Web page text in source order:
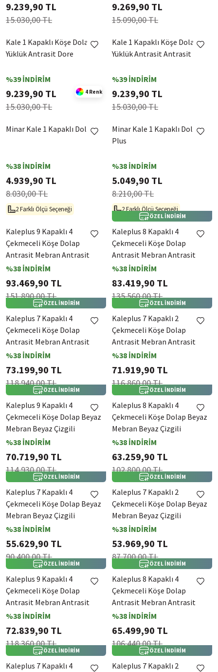
9.239,90 TL
15.030,00 TL
9.269,90 TL
15.090,00 TL
Kale 1 Kapaklı Köşe Dolap +
Yüklük Antrasit Dore
%39 İNDİRİM
9.239,90 TL
15.030,00 TL
Kale 1 Kapaklı Köşe Dolap +
Yüklük Antrasit Antrasit
%39 İNDİRİM
9.239,90 TL
15.030,00 TL
4 Renk
Minar Kale 1 Kapaklı Dolap
%38 İNDİRİM
4.939,90 TL
8.030,00 TL
2 Farklı Ölçü Seçeneği
Minar Kale 1 Kapaklı Dolap
Plus
%38 İNDİRİM
5.049,90 TL
8.210,00 TL
2 Farklı Ölçü Seçeneği
Kaleplus 9 Kapaklı 4
Çekmeceli Köşe Dolap
Antrasit Mebran Antrasit
Çizgili
%38 İNDİRİM
93.469,90 TL
151.890,00 TL
ÖZEL İNDİRİM
Kaleplus 8 Kapaklı 4
Çekmeceli Köşe Dolap
Antrasit Mebran Antrasit
Çizgili
%38 İNDİRİM
83.419,90 TL
135.560,00 TL
ÖZEL İNDİRİM
Kaleplus 7 Kapaklı 4
Çekmeceli Köşe Dolap
Antrasit Mebran Antrasit
Çizgili
%38 İNDİRİM
73.199,90 TL
118.940,00 TL
ÖZEL İNDİRİM
Kaleplus 7 Kapaklı 2
Çekmeceli Köşe Dolap
Antrasit Mebran Antrasit
Çizgili
%38 İNDİRİM
71.919,90 TL
116.860,00 TL
ÖZEL İNDİRİM
Kaleplus 9 Kapaklı 4
Çekmeceli Köşe Dolap Beyaz
Mebran Beyaz Çizgili
%38 İNDİRİM
70.719,90 TL
114.930,00 TL
ÖZEL İNDİRİM
Kaleplus 8 Kapaklı 4
Çekmeceli Köşe Dolap Beyaz
Mebran Beyaz Çizgili
%38 İNDİRİM
63.259,90 TL
102.800,00 TL
ÖZEL İNDİRİM
Kaleplus 7 Kapaklı 4
Çekmeceli Köşe Dolap Beyaz
Mebran Beyaz Çizgili
%38 İNDİRİM
55.629,90 TL
90.400,00 TL
ÖZEL İNDİRİM
Kaleplus 7 Kapaklı 2
Çekmeceli Köşe Dolap Beyaz
Mebran Beyaz Çizgili
%38 İNDİRİM
53.969,90 TL
87.700,00 TL
ÖZEL İNDİRİM
Kaleplus 9 Kapaklı 4
Çekmeceli Köşe Dolap
Antrasit Mebran Antrasit
Çizgili
%38 İNDİRİM
72.839,90 TL
118.360,00 TL
ÖZEL İNDİRİM
Kaleplus 8 Kapaklı 4
Çekmeceli Köşe Dolap
Antrasit Mebran Antrasit
Çizgili
%38 İNDİRİM
65.499,90 TL
106.440,00 TL
ÖZEL İNDİRİM
Kaleplus 7 Kapaklı 4
ÖZEL İNDİRİM
Kaleplus 7 Kapaklı 2